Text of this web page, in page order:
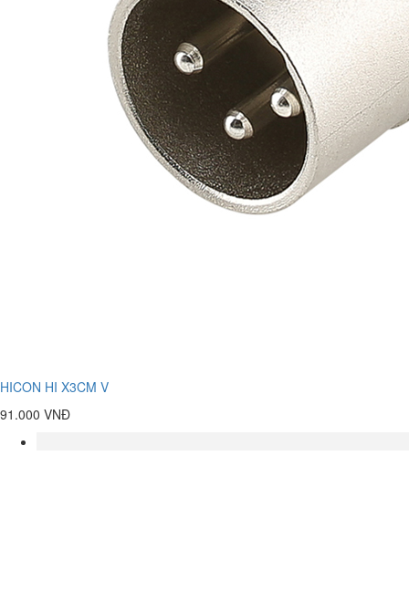
HICON HI X3CM V
91.000 VNĐ